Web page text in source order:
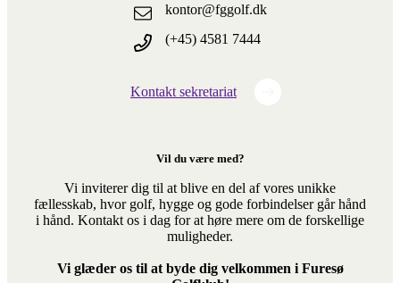
kontor@fggolf.dk
(+45) 4581 7444
Kontakt sekretariat
Vil du være med?
Vi inviterer dig til at blive en del af vores unikke
fællesskab, hvor golf, hygge og gode forbindelser går hånd
i hånd. Kontakt os i dag for at høre mere om de forskellige
muligheder.
Vi glæder os til at byde dig velkommen i Furesø